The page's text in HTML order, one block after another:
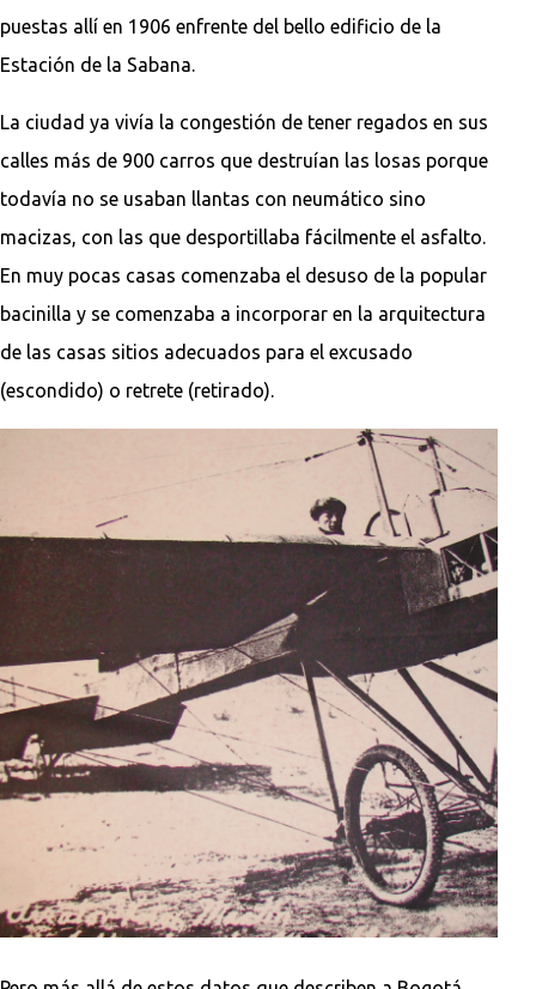
puestas allí en 1906 enfrente del bello edificio de la
Estación de la Sabana.
La ciudad ya vivía la congestión de tener regados en sus
calles más de 900 carros que destruían las losas porque
todavía no se usaban llantas con neumático sino
macizas, con las que desportillaba fácilmente el asfalto.
En muy pocas casas comenzaba el desuso de la popular
bacinilla y se comenzaba a incorporar en la arquitectura
de las casas sitios adecuados para el excusado
(escondido) o retrete (retirado).